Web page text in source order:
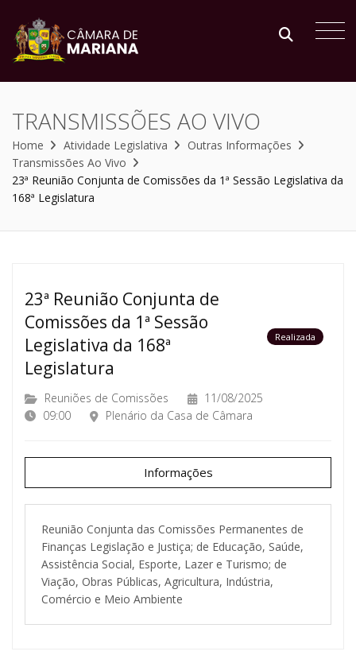
TRANSMISSÕES AO VIVO
Home Atividade Legislativa
Outras Informações
Transmissões Ao Vivo
23ª Reunião Conjunta de Comissões da 1ª Sessão Legislativa da
168ª Legislatura
23ª Reunião Conjunta de
Comissões da 1ª Sessão
Legislativa da 168ª
Legislatura
Realizada
Reuniões de Comissões
11/08/2025
09:00
Plenário da Casa de Câmara
Informações
Reunião Conjunta das Comissões Permanentes de
Finanças Legislação e Justiça; de Educação, Saúde,
Assistência Social, Esporte, Lazer e Turismo; de
Viação, Obras Públicas, Agricultura, Indústria,
Comércio e Meio Ambiente